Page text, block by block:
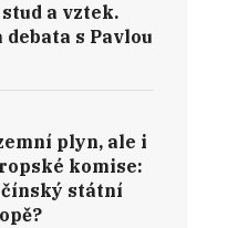
a vztek.
debata s Pavlou
plyn, ale i
komise:
státní